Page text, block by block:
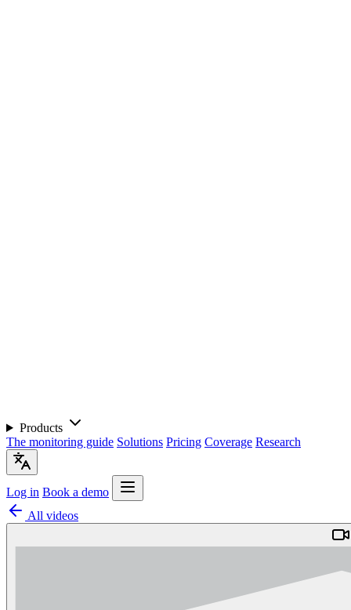
Products
The monitoring guide Solutions Pricing Coverage Research
Log in Book a demo
All videos